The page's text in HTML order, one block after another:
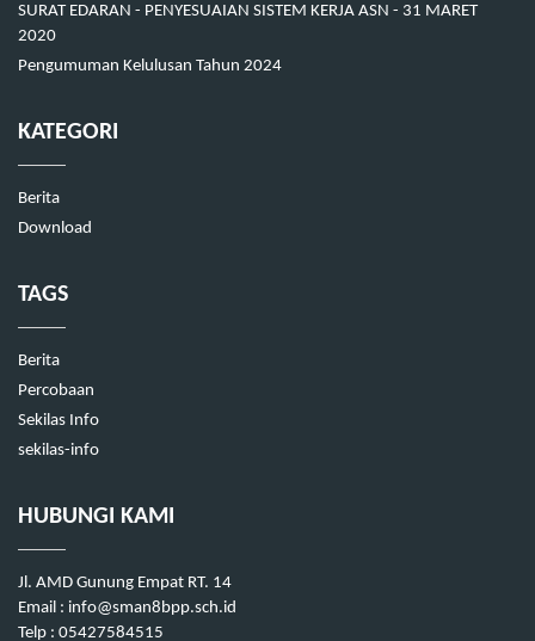
SURAT EDARAN - PENYESUAIAN SISTEM KERJA ASN - 31 MARET
2020
Pengumuman Kelulusan Tahun 2024
KATEGORI
Berita
Download
TAGS
Berita
Percobaan
Sekilas Info
sekilas-info
HUBUNGI KAMI
Jl. AMD Gunung Empat RT. 14
Email : info@sman8bpp.sch.id
Telp : 05427584515